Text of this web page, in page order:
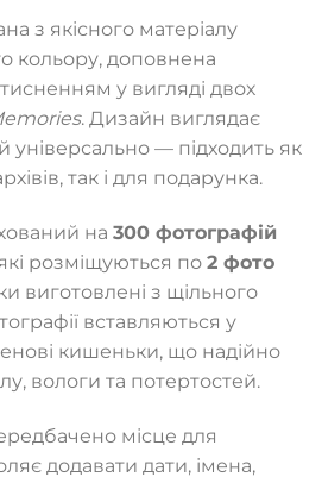
з якісного матеріалу
кольору, доповнена
у вигляді двох
. Дизайн виглядає
універсально — підходить як
так і для подарунка.
на 300 фотографій
розміщуються по 2 фото
виготовлені з щільного
вставляються у
кишеньки, що надійно
вологи та потертостей.
місце для
додавати дати, імена,